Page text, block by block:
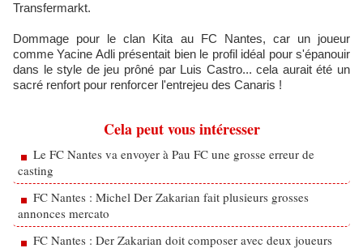
Transfermarkt.
Dommage pour le clan Kita au FC Nantes, car un joueur
comme Yacine Adli présentait bien le profil idéal pour s'épanouir
dans le style de jeu prôné par Luis Castro... cela aurait été un
sacré renfort pour renforcer l'entrejeu des Canaris !
Cela peut vous intéresser
Le FC Nantes va envoyer à Pau FC une grosse erreur de
casting
FC Nantes : Michel Der Zakarian fait plusieurs grosses
annonces mercato
FC Nantes : Der Zakarian doit composer avec deux joueurs